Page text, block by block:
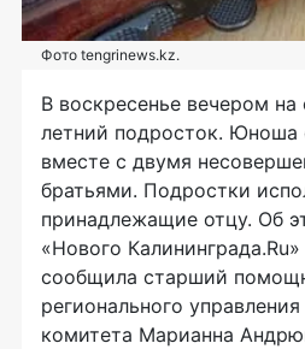
Фото tengrinews.kz.
В воскресенье вечером на
летний подросток. Юноша
вместе с двумя
братьями. Подростки
принадлежащие отцу. Об
«Нового
сообщила старший
регионального
комитета Марианна